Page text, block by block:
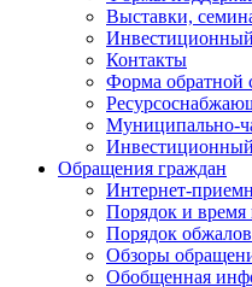
Выставки,
Инвестиционный
Контакты
Форма обратной
Муниципально-
Обращения граждан
Интернет-
Порядок и время
Порядок
Обзоры
Обобщенная